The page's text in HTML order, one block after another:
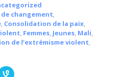
changement,
, Consolidation de la paix,
, Femmes, Jeunes, Mali,
de l’extrémisme violent,